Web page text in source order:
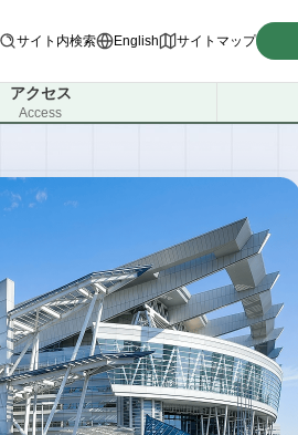
サイト内検索 English サイトマップ
アクセス
Access